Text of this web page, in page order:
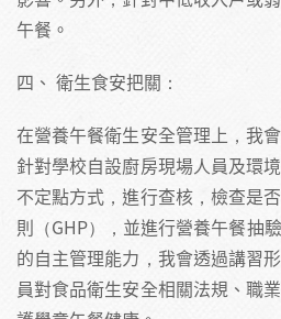
午餐。
四、 衛生食安把關：
在營養午餐衛生安全管理上，我
針對學校自設廚房現場人員及環
不定點方式，進行查核，檢查是
則（GHP），並進行營養午餐抽
的自主管理能力，我會透過講習
員對食品衛生安全相關法規、職